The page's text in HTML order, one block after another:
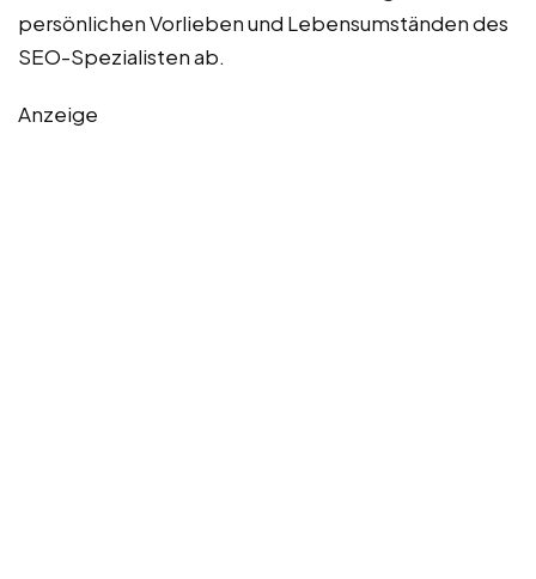
persönlichen Vorlieben und Lebensumständen des
SEO-Spezialisten ab.
Anzeige